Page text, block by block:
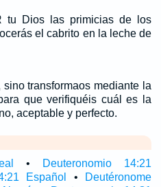
tu Dios las primicias de los
el cabrito en la leche de
transformaos mediante la
que verifiquéis cuál es la
aceptable y perfecto.
•
Deuteronomio 14:21
Español •
Deutéronome